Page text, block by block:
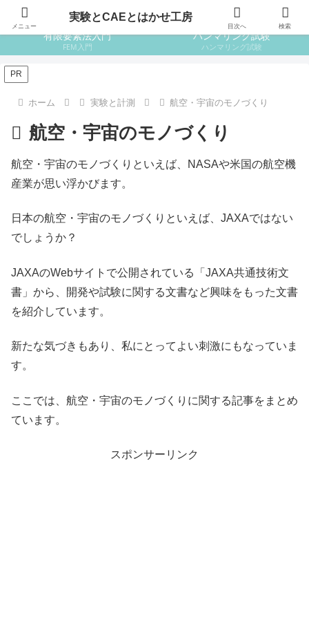
はじめての設計
はじめての金属材料
有限要素法入門
FEM入門
ハンマリング試験
ハンマリング試験
PR
ホーム 実験と計測 航空・宇宙のモノづくり
航空・宇宙のモノづくり
航空・宇宙のモノづくりといえば、NASAや米国の航空機
産業が思い浮かびます。
日本の航空・宇宙のモノづくりといえば、JAXAではない
でしょうか？
JAXAのWebサイトで公開されている「JAXA共通技術文
書」から、開発や試験に関する文書など興味をもった文書
を紹介しています。
新たな気づきもあり、私にとってよい刺激にもなっていま
す。
ここでは、航空・宇宙のモノづくりに関する記事をまとめ
ています。
スポンサーリンク
メニュー
実験とCAEとはかせ工房
目次へ 検索